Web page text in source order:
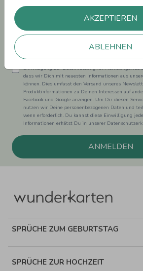
AKZEPTIEREN
ABLEHNEN
Laufenden.
Einwilligung zur Datennutzung für
dass wir Dich mit neuesten Informationen aus
können. Dies umfasst den Versand unseres
Produktinformationen zu Deinen Interessen auf
Facebook und Google anzeigen. Um Dir diesen
nutzen wir Deine personenbezogenen Daten und
wenn erforderlich. Du kannst diese Einwilligung
Informationen erhätst Du in unserer
ANMELDEN
SPRÜCHE ZUM GEBURTSTAG
SPRÜCHE ZUR HOCHZEIT